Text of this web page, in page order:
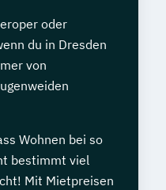
oder
du in Dresden
von
Wohnen bei so
bestimmt viel
Mit Mietpreisen